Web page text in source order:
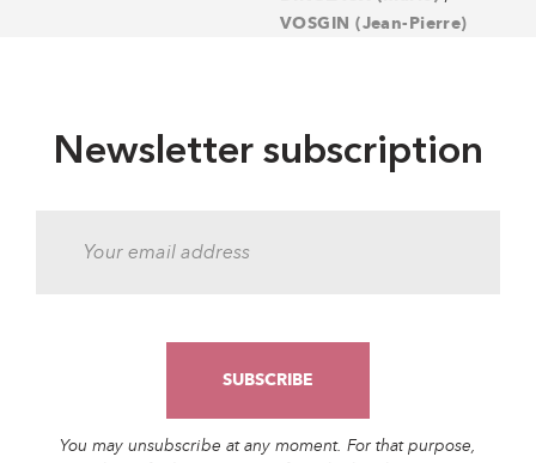
VOSGIN (Jean-Pierre)
Newsletter subscription
You may unsubscribe at any moment. For that purpose,